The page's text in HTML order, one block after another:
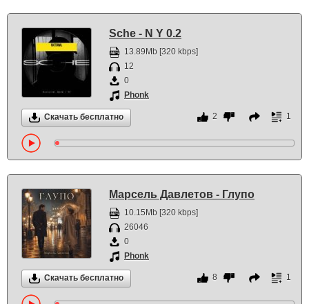
Sche - N Y 0.2
13.89Mb [320 kbps]
12
0
Phonk
Скачать бесплатно 2 1
Марсель Давлетов - Глупо
10.15Mb [320 kbps]
26046
0
Phonk
Скачать бесплатно 8 1